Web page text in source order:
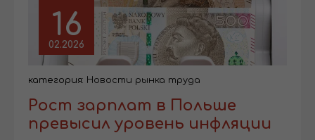
16
02.2026
категория: Новости рынка труда
Рост зарплат в Польше
превысил уровень инфляции